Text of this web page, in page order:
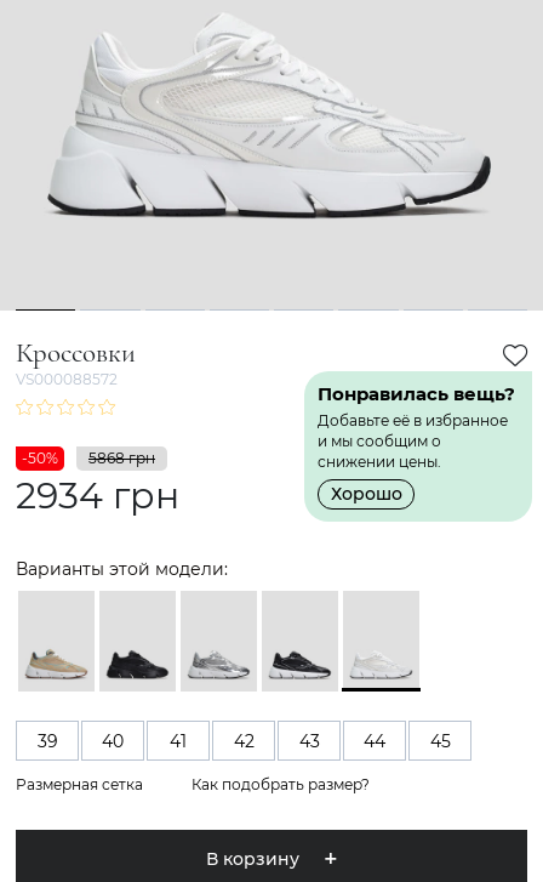
1 2 3 4 5 6 7 8
Кроссовки
VS000088572
Понравилась вещь?
Добавьте её в избранное
и мы сообщим о
снижении цены.
Хорошо
-50% 5868 грн
2934 грн
Варианты этой модели:
39 40 41 42 43 44 45
Размерная сетка Как подобрать размер?
В корзину